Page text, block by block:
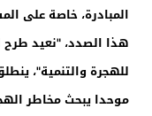
المبادرة، خاصة على
هذا الصدد، "نعيد طرح
للهجرة والتنمية"،
موحدا يبحث مخاطر